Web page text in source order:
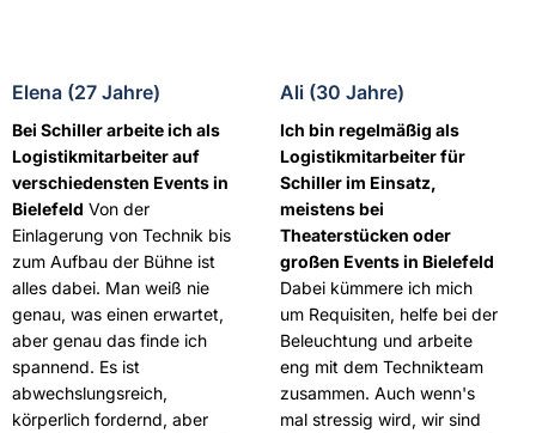
Elena (27 Jahre)
Bei Schiller arbeite ich als
Logistikmitarbeiter auf
verschiedensten Events in
Bielefeld Von der
Einlagerung von Technik bis
zum Aufbau der Bühne ist
alles dabei. Man weiß nie
genau, was einen erwartet,
aber genau das finde ich
spannend. Es ist
abwechslungsreich,
körperlich fordernd, aber
Ali (30 Jahre)
Ich bin regelmäßig als
Logistikmitarbeiter für
Schiller im Einsatz,
meistens bei
Theaterstücken oder
großen Events in Bielefeld
Dabei kümmere ich mich
um Requisiten, helfe bei der
Beleuchtung und arbeite
eng mit dem Technikteam
zusammen. Auch wenn's
mal stressig wird, wir sind